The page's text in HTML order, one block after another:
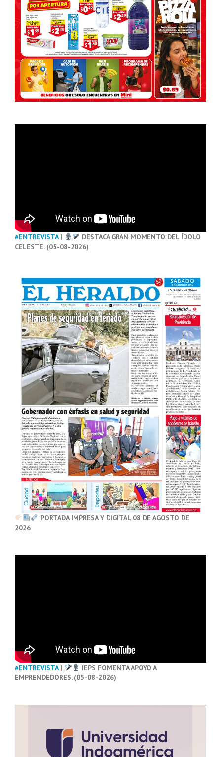
#ENTREVISTA|
DESTACA GRAN MOMENTO DEL ÍDOLO
CELESTE. (05-08-2026)
PORTADA IMPRESA Y DIGITAL 08 DE AGOSTO DE
2026
#ENTREVISTA|
IEPS FOMENTA APOYO A
EMPRENDEDORES. (05-08-2026)